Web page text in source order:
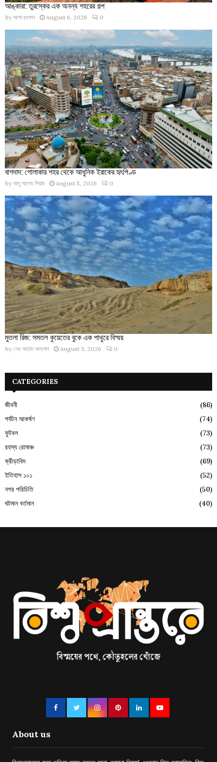
আঙ্কারা: তুরস্কের এক অনন্য শহরের গল্প
by আশা রহমান August 6, 2026 0
বাগদাদ: গোলাকার শহর থেকে আধুনিক ইরাকের হৃৎপিণ্ড
by আবু সালেহ পিয়ার August 5, 2026 0
মুতলা রিজ: সমতল কুয়েতের বুকে এক পাথুরে বিস্ময়
by শেখ আহাদ আহসান August 3, 2026 0
CATEGORIES
জীবনী
(86)
পর্যটন আকর্ষণ
(74)
ফুটবল
(73)
রহস্য রোমাঞ্চ
(73)
ক্রীড়াবিদ
(69)
ইতিহাস ১০১
(52)
নগর পরিচিতি
(50)
ঘটমান বর্তমান
(40)
About us